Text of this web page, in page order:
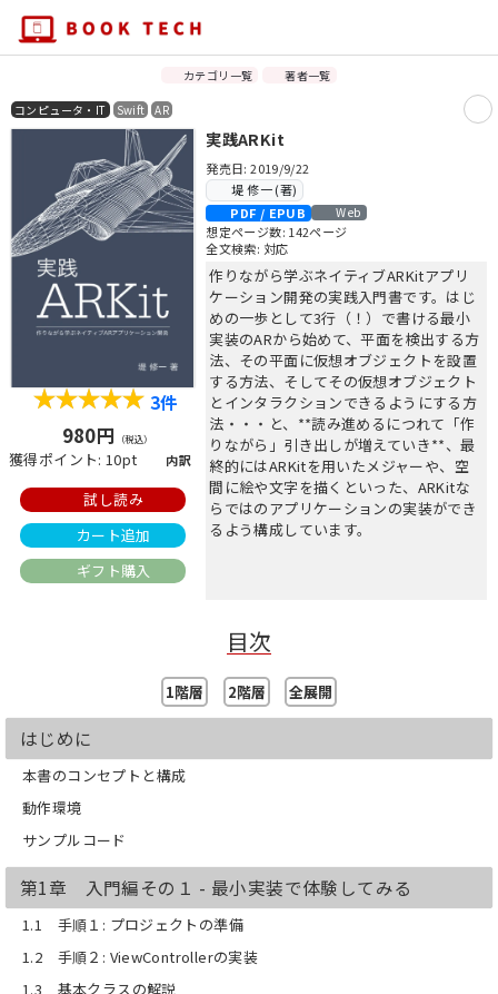
カテゴリ一覧 著者一覧
コンピュータ・IT Swift AR
3件
980円 （税込）
獲得ポイント: 10pt 内訳
試し読み
カート追加
ギフト購入
実践ARKit
発売日: 2019/9/22
堤 修一 (著)
PDF / EPUB
Web
想定ページ数: 142ページ
全文検索: 対応
作りながら学ぶネイティブARKitアプリ
ケーション開発の実践入門書です。はじ
めの一歩として3行（！）で書ける最小
実装のARから始めて、平面を検出する方
法、その平面に仮想オブジェクトを設置
する方法、そしてその仮想オブジェクト
とインタラクションできるようにする方
法・・・と、**読み進めるにつれて「作
りながら」引き出しが増えていき**、最
終的にはARKitを用いたメジャーや、空
間に絵や文字を描くといった、ARKitな
らではのアプリケーションの実装ができ
るよう構成しています。
目次
1階層 2階層 全展開
はじめに
本書のコンセプトと構成
動作環境
サンプルコード
第1章 入門編その１ - 最小実装で体験してみる
1.1 手順１: プロジェクトの準備
1.2 手順２: ViewControllerの実装
1.3 基本クラスの解説